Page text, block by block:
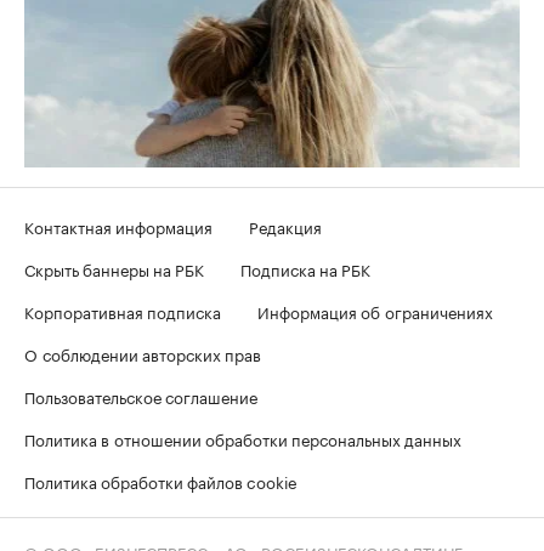
Контактная информация
Редакция
Скрыть баннеры на РБК
Подписка на РБК
Корпоративная подписка
Информация об ограничениях
О соблюдении авторских прав
Пользовательское соглашение
Политика в отношении обработки персональных данных
Политика обработки файлов cookie